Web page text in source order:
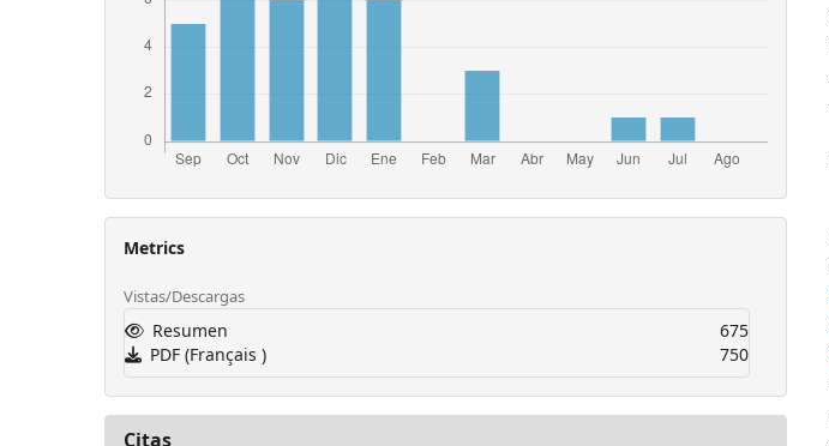
Metrics
Vistas/Descargas
Resumen
675
PDF (Français )
750
Citas